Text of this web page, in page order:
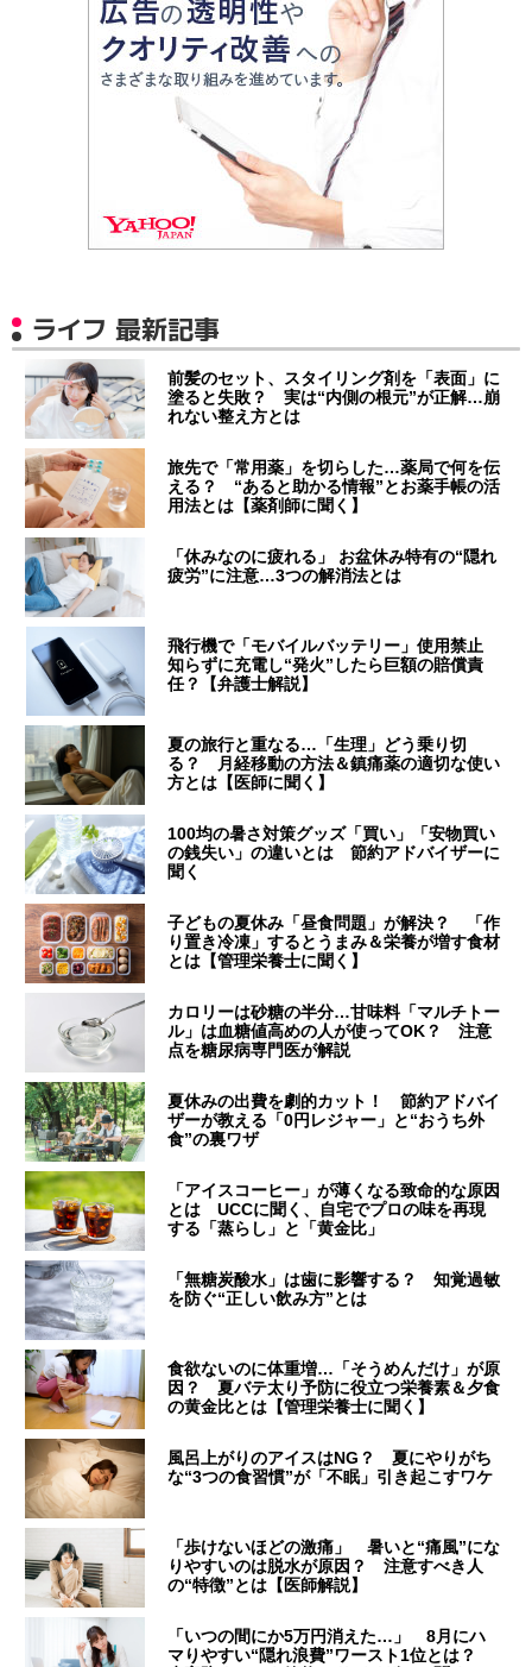
ライフ 最新記事
前髪のセット、スタイリング剤を「表面」に
塗ると失敗？ 実は“内側の根元”が正解…崩
れない整え方とは
旅先で「常用薬」を切らした…薬局で何を伝
える？ “あると助かる情報”とお薬手帳の活
用法とは【薬剤師に聞く】
「休みなのに疲れる」 お盆休み特有の“隠れ
疲労”に注意…3つの解消法とは
飛行機で「モバイルバッテリー」使用禁止
知らずに充電し“発火”したら巨額の賠償責
任？【弁護士解説】
夏の旅行と重なる…「生理」どう乗り切
る？ 月経移動の方法＆鎮痛薬の適切な使い
方とは【医師に聞く】
100均の暑さ対策グッズ「買い」「安物買い
の銭失い」の違いとは 節約アドバイザーに
聞く
子どもの夏休み「昼食問題」が解決？ 「作
り置き冷凍」するとうまみ＆栄養が増す食材
とは【管理栄養士に聞く】
カロリーは砂糖の半分…甘味料「マルチトー
ル」は血糖値高めの人が使ってOK？ 注意
点を糖尿病専門医が解説
夏休みの出費を劇的カット！ 節約アドバイ
ザーが教える「0円レジャー」と“おうち外
食”の裏ワザ
「アイスコーヒー」が薄くなる致命的な原因
とは UCCに聞く、自宅でプロの味を再現
する「蒸らし」と「黄金比」
「無糖炭酸水」は歯に影響する？ 知覚過敏
を防ぐ“正しい飲み方”とは
食欲ないのに体重増…「そうめんだけ」が原
因？ 夏バテ太り予防に役立つ栄養素＆夕食
の黄金比とは【管理栄養士に聞く】
風呂上がりのアイスはNG？ 夏にやりがち
な“3つの食習慣”が「不眠」引き起こすワケ
「歩けないほどの激痛」 暑いと“痛風”にな
りやすいのは脱水が原因？ 注意すべき人
の“特徴”とは【医師解説】
「いつの間にか5万円消えた…」 8月にハ
マりやすい“隠れ浪費”ワースト1位とは？